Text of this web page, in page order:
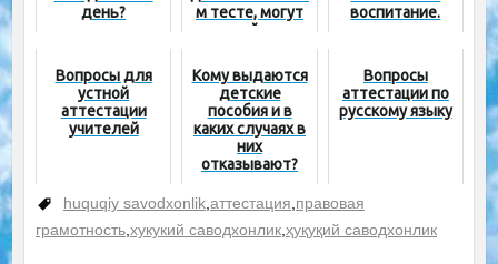
день?
м тесте, могут
пройти
тестирование
воспитание.
Вопросы для
устной
аттестации
учителей
Кому выдаются
детские
пособия и в
каких случаях в
них
отказывают?
Вопросы
аттестации по
русскому языку
huquqiy savodxonlik, аттестация правовая
грамотность, хукукий саводхонлик, ҳуқуқий саводхонлик